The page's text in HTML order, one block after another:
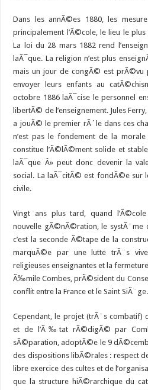
Dans les annÃ©es 1880, les
principalement l’Ã©cole, le lieu le
La loi du 28 mars 1882 rend
laÃ¯que. La religion n’est plus
mais un jour de congÃ© est prÃ©vu
envoyer leurs enfants au
octobre 1886 laÃ¯cise le personnel
libertÃ© de l’enseignement. Jules
a jouÃ© le premier rÃ´le dans ces
n’est pas le fondement de la
constitue l’Ã©lÃ©ment solide et
laÃ¯que Â» peut donc devenir la
social. La laÃ¯citÃ© est fondÃ©e sur
civile.
Vingt ans plus tard, quand
nouvelle gÃ©nÃ©ration, le systÃ¨me
c’est la seconde Ã©tape de la
marquÃ©e par une lutte trÃ¨s
religieuses enseignantes et la
Ã‰mile Combes, prÃ©sident du
conflit entre la France et le Saint SiÃ¨ge.
Cependant, le projet (trÃ¨s
et de l’Ã‰tat rÃ©digÃ© par
sÃ©paration, adoptÃ©e le 9
des dispositions libÃ©rales : respect
libre exercice des cultes et de
que la structure hiÃ©rarchique du